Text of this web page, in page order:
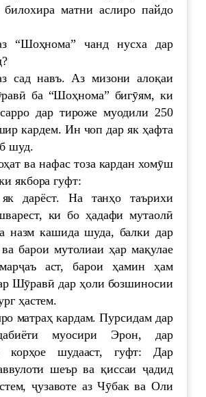
матни аслиро пайдо
“Шоҳнома” чанд нусха дар
сад навъ. Аз мизони алоқаи
ба “Шоҳнома” бигӯям, ки
дар тироже муодили 250
кардем. Ин чоп дар як ҳафта
шуд.
ва нафас тоза кардан хомӯш
якбора гуфт:
дарёст. На танҳо таърихи
ки бо ҳадафи мутаолӣ
назм кашида шуда, балки дар
барои мутолиаи ҳар мақулае
аст, барои ҳамин ҳам
Шӯравӣ дар ҳоли бозшиносии
ҳастем.
матраҳ кардам. Пурсидам дар
муосири Эрон, дар
шудааст, гуфт: Дар
шеър ва қиссаи ҷадид
ҷузавоте аз Чӯбак ва Оли